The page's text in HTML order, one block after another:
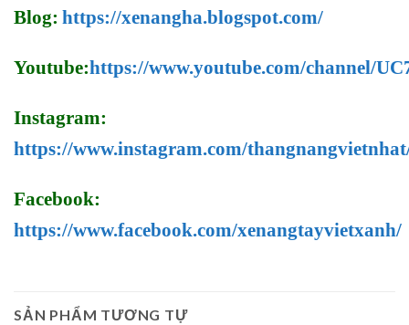
Blog: https://xenangha.blogspot.com/
Youtube:https://www.youtube.com/channel/
Instagram:
https://www.instagram.com/
Facebook:
https://www.facebook.com/xenangtayvietxanh/
SẢN PHẨM TƯƠNG TỰ